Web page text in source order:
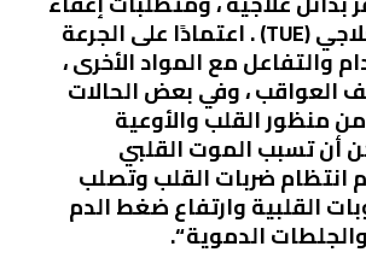
الاستخدام العلاجي (TUE) . اعتمادًا على الجرعة
والتفاعل مع المواد الأخرى ،
العواقب ، وفي بعض الحالات
منظور القلب والأوعية
أن تسبب الموت القلبي
انتظام ضربات القلب وتصلب
القلبية وارتفاع ضغط الدم
الدموية “.